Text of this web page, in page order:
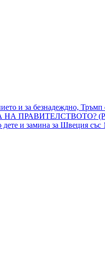
и за безнадеждно, Тръмп
ПРАВИТЕЛСТВОТО?
и замина за Швеция със